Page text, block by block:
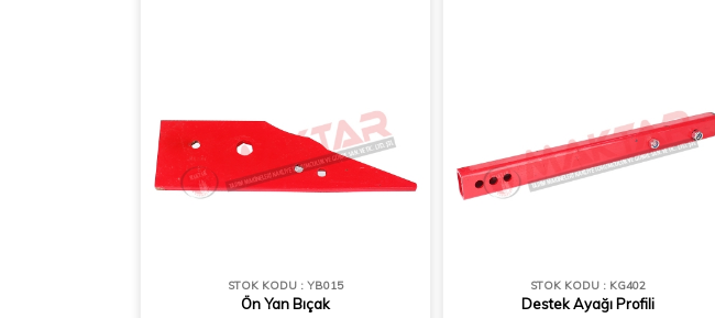
STOK KODU : YB015
Ön Yan Bıçak
STOK KODU : KG402
Destek Ayağı Profili